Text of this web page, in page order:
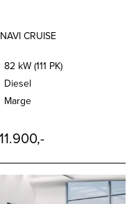
CRUISE
82 kW (111 PK)
Diesel
Marge